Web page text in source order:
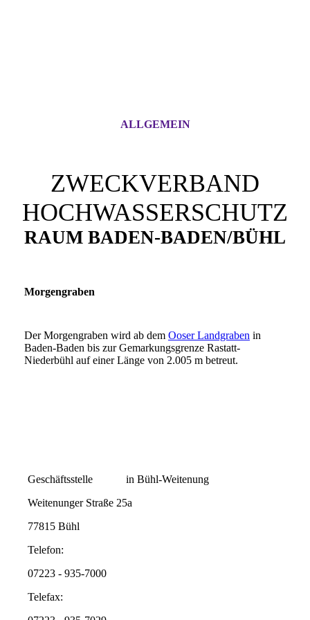
ALLGEMEIN
ZWECKVERBAND
HOCHWASSERSCHUTZ
RAUM BADEN-BADEN/BÜHL
Morgengraben
Der Morgengraben wird ab dem Ooser Landgraben in
Baden-Baden bis zur Gemarkungsgrenze Rastatt-
Niederbühl auf einer Länge von 2.005 m betreut.
Geschäftsstelle in Bühl-Weitenung
Weitenunger Straße 25a
77815 Bühl
Telefon:
07223 - 935-7000
Telefax: